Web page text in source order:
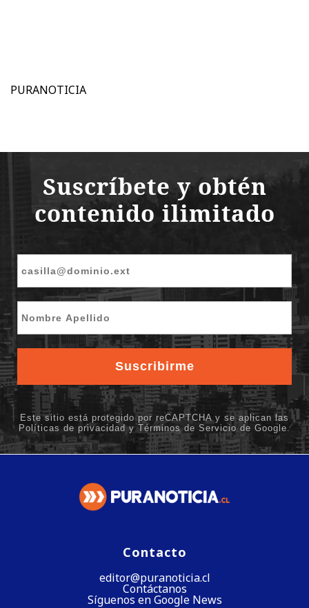
PURANOTICIA
Contacto
editor@puranoticia.cl
Contáctanos
Síguenos en Google News